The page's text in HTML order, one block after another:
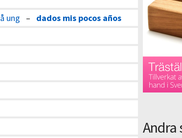
Andra
ung – dados mis pocos años